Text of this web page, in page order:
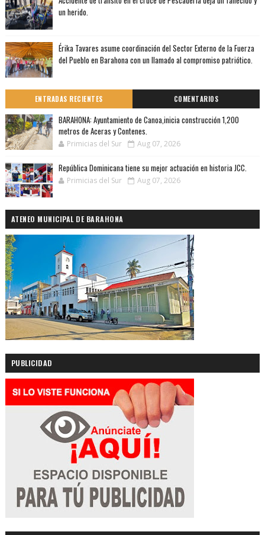
un herido.
Érika Tavares asume coordinación del Sector Externo de la Fuerza
del Pueblo en Barahona con un llamado al compromiso patriótico.
ENTRADAS RECIENTES COMENTARIOS
BARAHONA: Ayuntamiento de Canoa,inicia construcción 1,200
metros de Aceras y Contenes.
Primicias del Sur Aug 07, 2026
República Dominicana tiene su mejor actuación en historia JCC.
Primicias del Sur Aug 07, 2026
ATENEO MUNICIPAL DE BARAHONA
PUBLICIDAD